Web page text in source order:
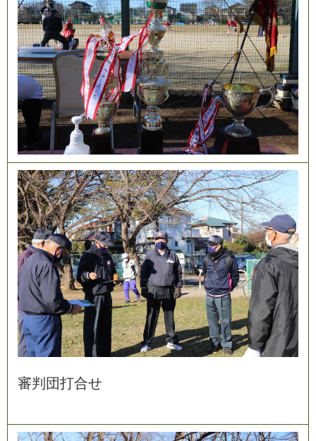
審判 団打合せ